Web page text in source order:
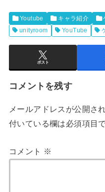
Youtube キャラ紹介
unityroom
YouTube
ポスト
コメントを残す
メールアドレスが公開さ
付いている欄は必須項目
コメント ※